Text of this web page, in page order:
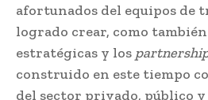
afortunados del equipos de
logrado crear, como
estratégicas y los
construido en este tiempo
del sector privado, público y